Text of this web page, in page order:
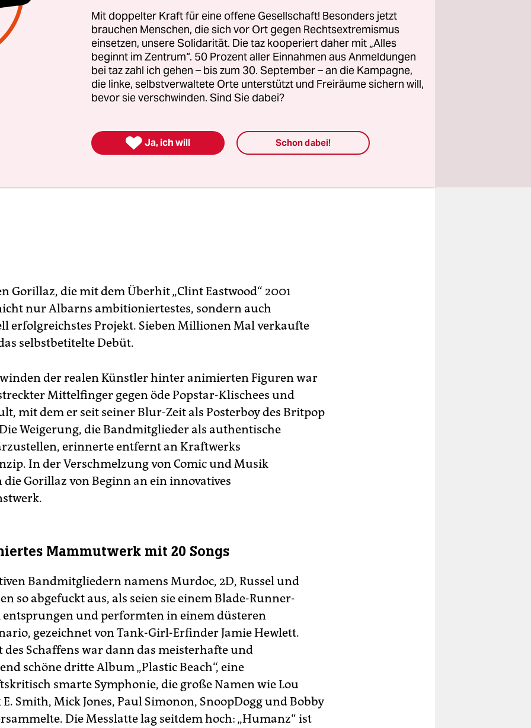
Titel „Dr. Dee“ (2011), reanimierte Blur für das Album
Whip“ (2015) und tourte mit der Weltmusiktruppe Africa
Gorillaz, die mit dem Überhit „Clint Eastwood“ 2001
nur Albarns ambitioniertestes, sondern auch
erfolgreichstes Projekt. Sieben Millionen Mal verkaufte
selbstbetitelte Debüt.
der realen Künstler hinter animierten Figuren war
Mittelfinger gegen öde Popstar-Klischees und
mit dem er seit seiner Blur-Zeit als Posterboy des Britpop
Weigerung, die Bandmitglieder als authentische
erinnerte entfernt an Kraftwerks
In der Verschmelzung von Comic und Musik
Gorillaz von Beginn an ein innovatives
Mammutwerk mit 20 Songs
Bandmitgliedern namens Murdoc, 2D, Russel und
so abgefuckt aus, als seien sie einem Blade-Runner-
und performten in einem düsteren
gezeichnet von Tank-Girl-Erfinder Jamie Hewlett.
Schaffens war dann das meisterhafte und
schöne dritte Album „Plastic Beach“, eine
smarte Symphonie, die große Namen wie Lou
E. Smith, Mick Jones, Paul Simonon, SnoopDogg und Bobby
Die Messlatte lag seitdem hoch: „Humanz“ ist
Mit doppelter Kraft für eine offene Gesellschaft! Besonders jetzt
brauchen Menschen, die sich vor Ort gegen Rechtsextremismus
einsetzen, unsere Solidarität. Die taz kooperiert daher mit „Alles
beginnt im Zentrum“. 50 Prozent aller Einnahmen aus Anmeldungen
bei taz zahl ich gehen – bis zum 30. September – an die Kampagne,
die linke, selbstverwaltete Orte unterstützt und Freiräume sichern will,
bevor sie verschwinden. Sind Sie dabei?
 Ja, ich will Schon dabei!